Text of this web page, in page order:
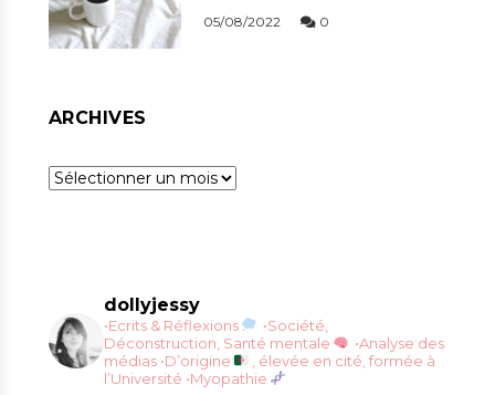
05/08/2022 0
ARCHIVES
Archives
dollyjessy
•Ecrits & Réflexions
•Société,
Déconstruction, Santé mentale
•Analyse des
médias •D’origine
, élevée en cité, formée à
l’Université •Myopathie